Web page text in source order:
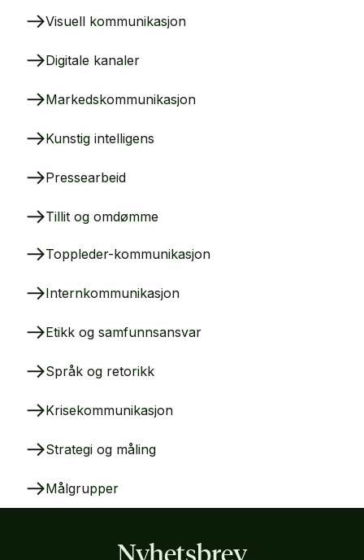
Visuell kommunikasjon
Digitale kanaler
Markedskommunikasjon
Kunstig intelligens
Pressearbeid
Tillit og omdømme
Toppleder-kommunikasjon
Internkommunikasjon
Etikk og samfunnsansvar
Språk og retorikk
Krisekommunikasjon
Strategi og måling
Målgrupper